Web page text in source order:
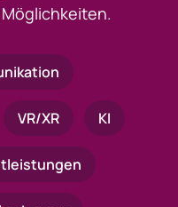
VR/XR KI